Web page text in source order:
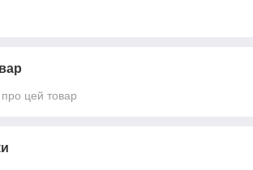
про цей товар